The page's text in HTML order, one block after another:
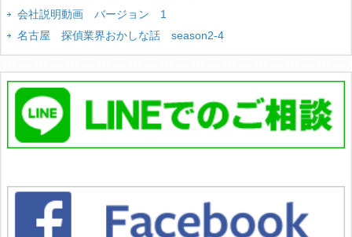
会社説明動画 バージョン 1
名古屋 探偵業界おかしな話 season2-4